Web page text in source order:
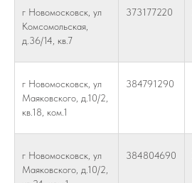
г Новомосковск, ул
Комсомольская,
д.36/14, кв.7
373177220
г Новомосковск, ул
Маяковского, д.10/2,
кв.18, ком.1
384791290
г Новомосковск, ул
Маяковского, д.10/2,
384804690